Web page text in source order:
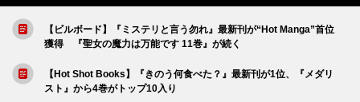
【ビルボード】『ミステリと言う勿れ』最新刊が“Hot Manga”首位
獲得 『聖女の魔力は万能です 11巻』が続く
【Hot Shot Books】『きのう何食べた？』最新刊が1位、『メダリ
スト』から4巻がトップ10入り